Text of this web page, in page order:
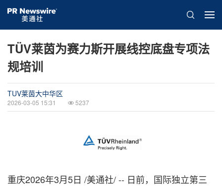
TÜV莱茵为赛力斯开展线控底盘专项法
规培训
TUV莱茵大中华区
2026-03-05 15:31 5237
重庆2026年3月5日 /美通社/ -- 日前，国际独立第三